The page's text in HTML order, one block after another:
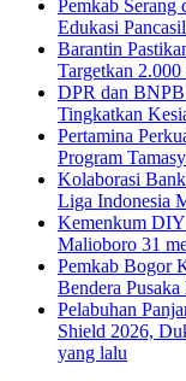
Pemkab
Edukasi
Barantin
Targetkan
DPR dan BNPB
Tingkatkan
Pertamina
Program
Kolaborasi
Liga Indonesia
Kemenkum DIY
Malioboro 31
Pemkab Bogor
Bendera
Pelabuhan
Shield 2026,
yang lalu